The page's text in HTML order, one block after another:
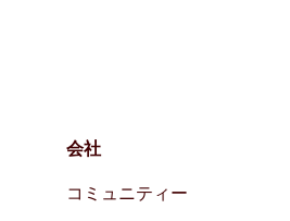
会社
コミュニティー